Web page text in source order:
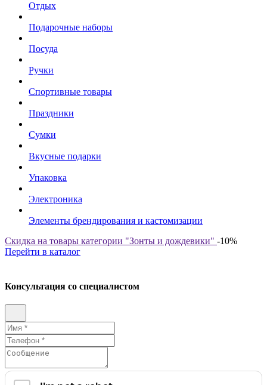
Отдых
Подарочные наборы
Посуда
Ручки
Спортивные товары
Праздники
Сумки
Вкусные подарки
Упаковка
Электроника
Элементы брендирования и кастомизации
Скидка на товары категории "Зонты и дождевики" -10%
Перейти в каталог
Консультация со специалистом